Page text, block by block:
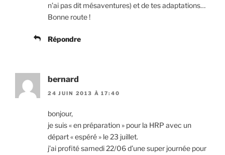
n’ai pas dit mésaventures) et de tes adaptations…
Bonne route !
Répondre
bernard
24 JUIN 2013 À 17:40
bonjour,
je suis « en préparation » pour la HRP avec un
départ « espéré » le 23 juillet.
j’ai profité samedi 22/06 d’une super journée pour